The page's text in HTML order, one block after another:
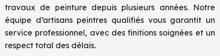
travaux de peinture depuis plusieurs années. Notre
équipe d’artisans peintres qualifiés vous garantit un
service professionnel, avec des finitions soignées et un
respect total des délais.